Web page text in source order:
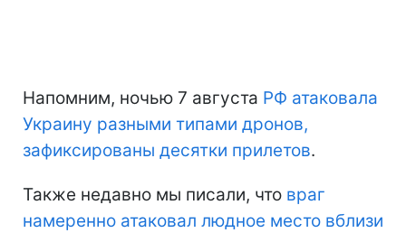
Напомним, ночью 7 августа РФ атаковала
Украину разными типами дронов,
зафиксированы десятки прилетов.
Также недавно мы писали, что враг
намеренно атаковал людное место вблизи